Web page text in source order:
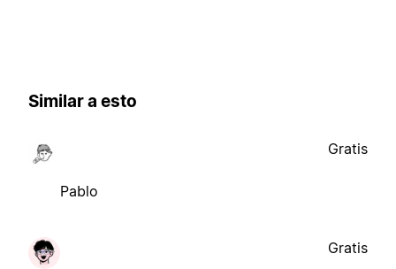
Similar a esto
Pablo
Gratis
Gratis